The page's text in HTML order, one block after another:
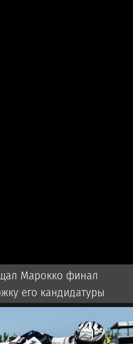
Марокко финал
его кандидатуры